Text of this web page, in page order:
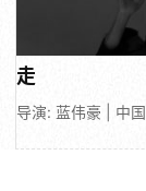
走
导演: 蓝伟豪 | 中